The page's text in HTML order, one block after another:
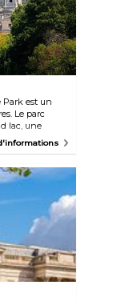
la Golden
serez
sur Londres.
la crypte
tels que
Park est un
Le parc
lac, une
De
proposés
forts à ne
la
la fontaine
Corner.